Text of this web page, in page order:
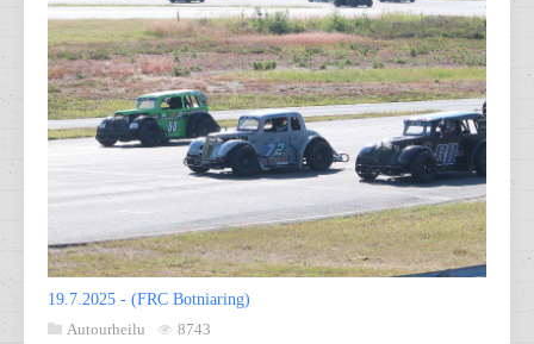
19.7.2025 - (FRC Botniaring)
Autourheilu
8743